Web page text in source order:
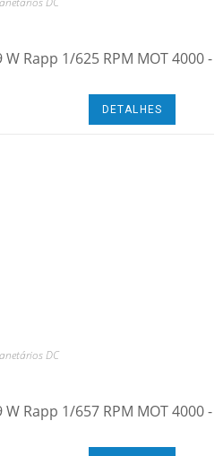
W Rapp 1/625 RPM MOT 4000 -
DETALHES
DC
W Rapp 1/657 RPM MOT 4000 -